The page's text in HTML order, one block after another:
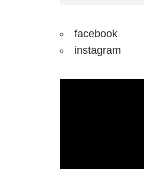
facebook
instagram